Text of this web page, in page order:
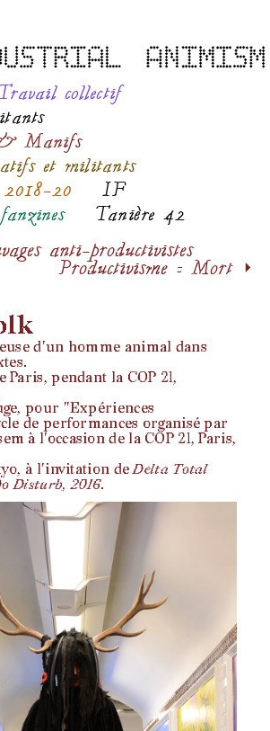
collectif
Manifs
et militants
20
IF
Tanière 42
anti-productivistes
Productivisme = Mort >
d'un homme animal dans
Paris, pendant la COP 21,
pour "Expériences
de performances organisé par
à l'occasion de la COP 21, Paris,
à l'invitation deDelta Total
Disturb, 2016.